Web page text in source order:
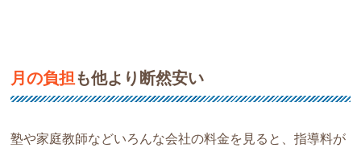
月の負担 も他より断然安い
塾や家庭教師などいろんな会社の料金を見ると、指導料が